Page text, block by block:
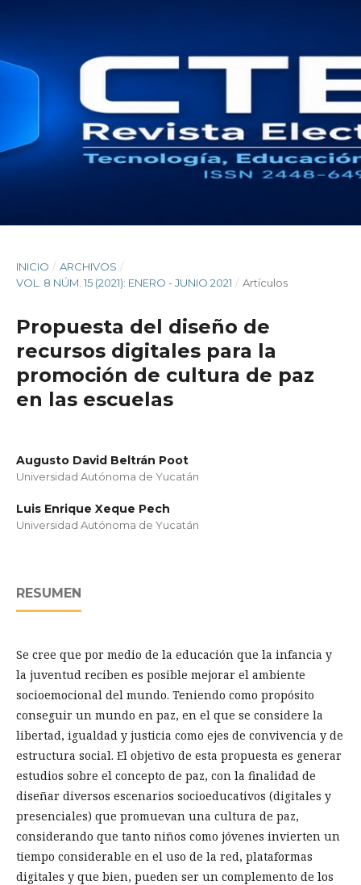
INICIO / ARCHIVOS /
VOL. 8 NÚM. 15 (2021): ENERO - JUNIO 2021 / Artículos
Propuesta del diseño de
recursos digitales para la
promoción de cultura de paz
en las escuelas
Augusto David Beltrán Poot
Universidad Autónoma de Yucatán
Luis Enrique Xeque Pech
Universidad Autónoma de Yucatán
RESUMEN
Se cree que por medio de la educación que la infancia y
la juventud reciben es posible mejorar el ambiente
socioemocional del mundo. Teniendo como propósito
conseguir un mundo en paz, en el que se considere la
libertad, igualdad y justicia como ejes de convivencia y de
estructura social. El objetivo de esta propuesta es generar
estudios sobre el concepto de paz, con la finalidad de
diseñar diversos escenarios socioeducativos (digitales y
presenciales) que promuevan una cultura de paz,
considerando que tanto niños como jóvenes invierten un
tiempo considerable en el uso de la red, plataformas
digitales y que bien, pueden ser un complemento de los